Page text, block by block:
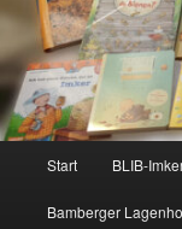
Start BLIB-
Bamberger